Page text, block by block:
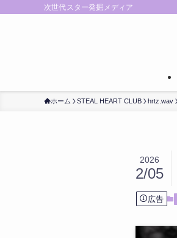
次世代スター発掘メディア
ホーム STEAL HEART CLUB hrtz.wav
2026
2/05
広告